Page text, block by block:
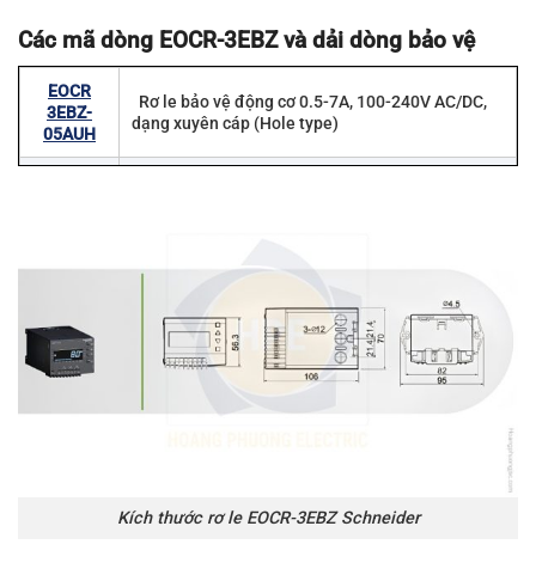
Các mã dòng EOCR-3EBZ và dải dòng bảo vệ
EOCR
3EBZ-
05AUH
Rơ le bảo vệ động cơ 0.5-7A, 100-240V AC/DC,
dạng xuyên cáp (Hole type)
EOCR
Rơ le bảo vệ động cơ 0.5-7A, 100-240V AC/DC,
EOCR
3EBZ-
Rơ le bảo vệ động cơ 5-80A, 100-240V AC/DC,
dạng đầu cốt terminal (Terminal type)
Kích thước rơ le EOCR-3EBZ Schneider